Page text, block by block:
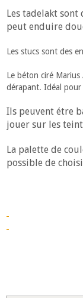
Les tadelakt sont
peut enduire
Les stucs sont des
Le béton ciré
dérapant. Idéal pour
Ils peuvent étre
jouer sur les
La palette de
possible de